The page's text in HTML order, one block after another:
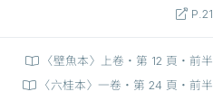
P.21
〈壁魚本〉上卷‧第 12 頁‧前半
〈六桂本〉一卷‧第 24 頁‧前半